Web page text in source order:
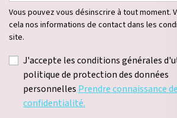
Vous pouvez vous désinscrire à tout moment.
cela nos informations de contact dans les
site.
J'accepte les conditions générales
politique de protection des données
personnelles Prendre connaissance
confidentialité.